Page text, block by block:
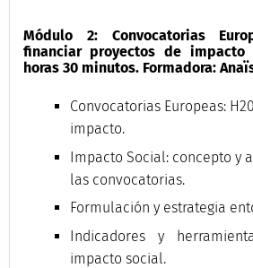
Módulo 2: Convocatorias
financiar proyectos de impacto
horas 30 minutos. Formadora:
Convocatorias Europeas:
impacto.
Impacto Social: concepto y
las convocatorias.
Formulación y estrategia
Indicadores y
impacto social.